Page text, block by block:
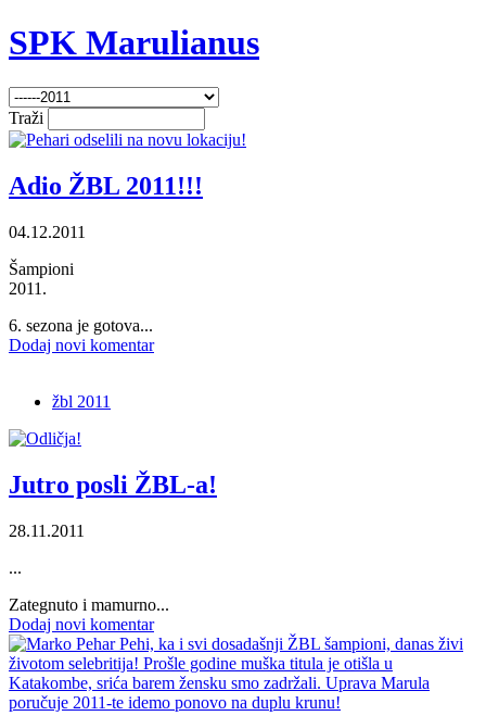
SPK Marulianus
Traži
Adio ŽBL 2011!!!
04.12.2011
Šampioni
2011.
6. sezona je gotova...
Dodaj novi komentar
žbl 2011
Jutro posli ŽBL-a!
28.11.2011
...
Zategnuto i mamurno...
Dodaj novi komentar